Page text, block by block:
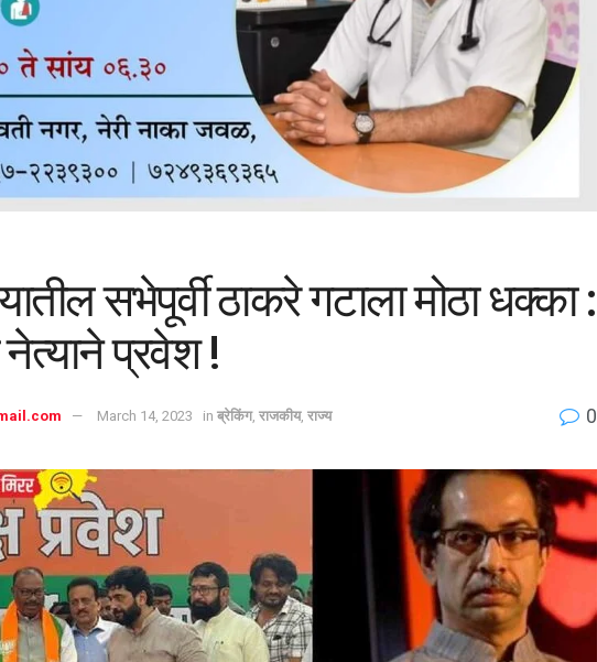
सभेपूर्वी ठाकरे गटाला मोठा धक्का :
प्रवेश !
March 14, 2023 in ब्रेकिंग, राजकीय, राज्य 0